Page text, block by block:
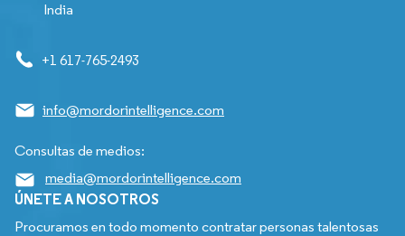
India
+1 617-765-2493
info@mordorintelligence.com
Consultas de medios:
media@mordorintelligence.com
ÚNETE A NOSOTROS
Procuramos en todo momento contratar personas talentosas